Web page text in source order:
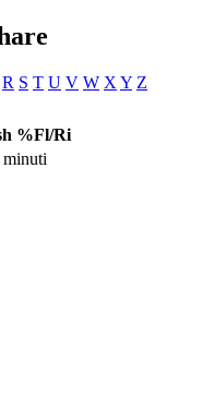
R S T U V W X Y Z
%Fl/Ri
minuti